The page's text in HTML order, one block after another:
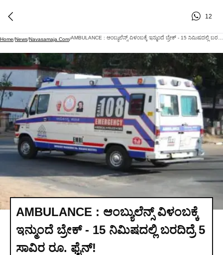
12
Home/News/Navasamaja.com/
AMBULANCE : ಆಂಬ್ಯುಲೆನ್ಸ್ ವಿಳಂಬಕ್ಕೆ
ಇನ್ಮುಂದೆ ಬ್ರೇಕ್ - 15 ನಿಮಿಷದಲ್ಲಿ ಬರದಿದ್ರೆ 5
ಸಾವಿರ ರೂ. ಫೈನ್‌!